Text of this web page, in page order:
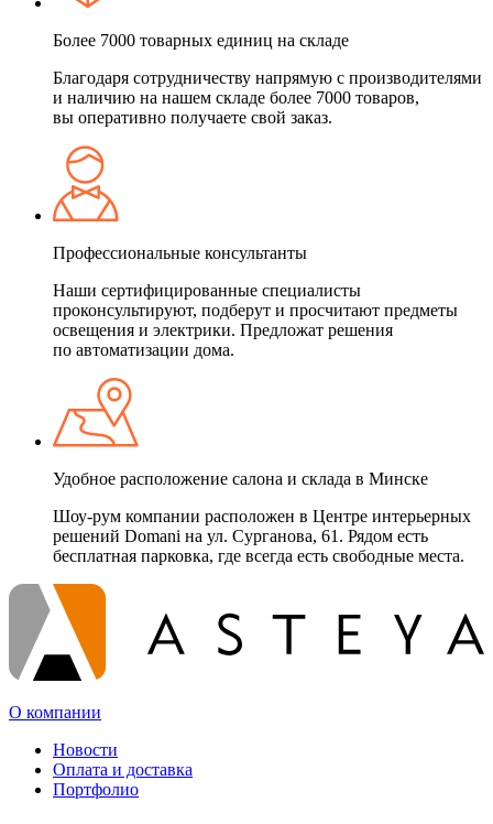
Более 7000 товарных единиц на складе
Благодаря сотрудничеству напрямую с производителями
и наличию на нашем складе более 7000 товаров,
вы оперативно получаете свой заказ.
Профессиональные консультанты
Наши сертифицированные специалисты
проконсультируют, подберут и просчитают предметы
освещения и электрики. Предложат решения
по автоматизации дома.
Удобное расположение салона и склада в Минске
Шоу-рум компании расположен в Центре интерьерных
решений Domani на ул. Сурганова, 61. Рядом есть
бесплатная парковка, где всегда есть свободные места.
О компании
Новости
Оплата и доставка
Портфолио